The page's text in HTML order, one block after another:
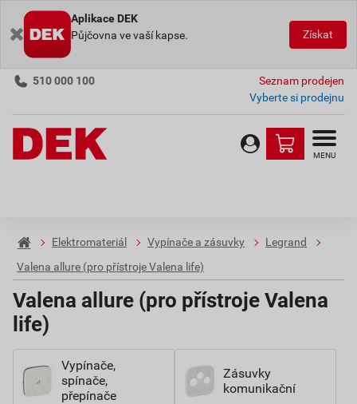
Aplikace DEK
Půjčovna ve vaší kapse.
Získat
510 000 100
Seznam prodejen
Vyberte si prodejnu
MENU
Elektromateriál Vypínače a zásuvky
Legrand
Valena allure (pro přístroje Valena life)
Valena allure (pro přístroje Valena
life)
Vypínače,
spínače,
přepínače
Zásuvky
komunikační